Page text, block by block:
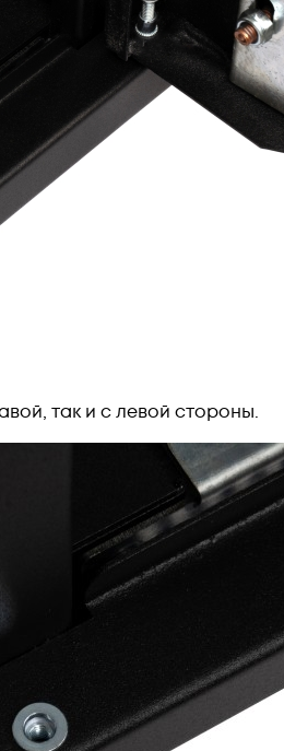
так и с левой стороны.